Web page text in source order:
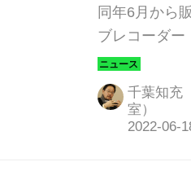
能の数々
同年6月から
ブレコーダー
は、トラブル
アシスト機
問わずに鮮明
うドライブ
千葉知充
室）